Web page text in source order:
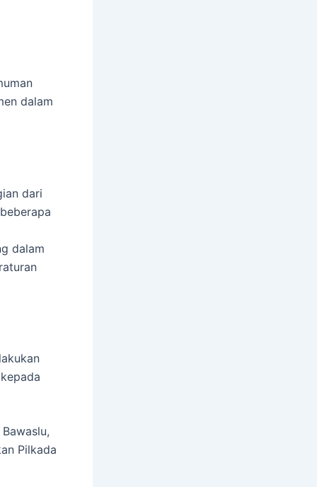
dalam
dari
dalam
Pilkada